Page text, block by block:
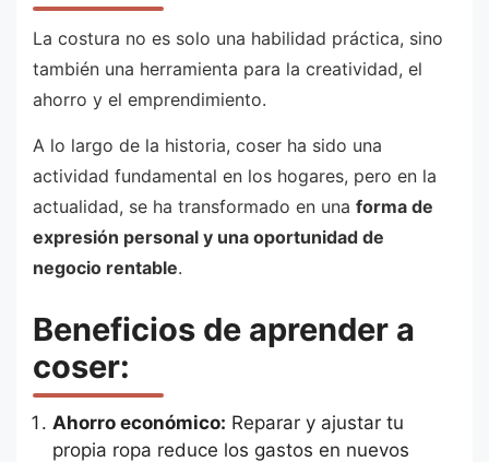
La costura no es solo una habilidad práctica, sino
también una herramienta para la creatividad, el
ahorro y el emprendimiento.
A lo largo de la historia, coser ha sido una
actividad fundamental en los hogares, pero en la
actualidad, se ha transformado en una forma de
expresión personal y una oportunidad de
negocio rentable.
Beneficios de aprender a
coser:
Ahorro económico: Reparar y ajustar tu
propia ropa reduce los gastos en nuevos